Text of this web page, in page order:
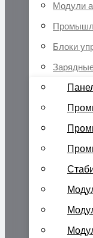
Модули
Блоки